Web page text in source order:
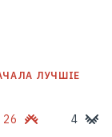
ЛУЧШІЕ
26 4